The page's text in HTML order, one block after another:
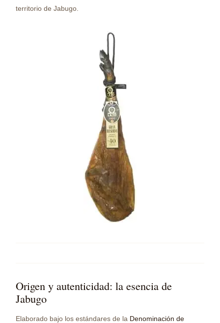
territorio de Jabugo.
Origen y autenticidad: la esencia de
Jabugo
Elaborado bajo los estándares de la Denominación de